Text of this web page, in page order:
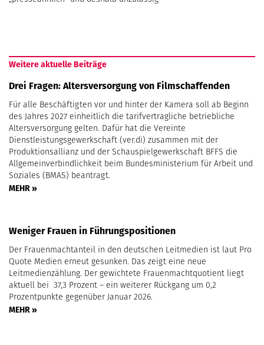
Weitere aktuelle Beiträge
Drei Fragen: Altersversorgung von Filmschaffenden
Für alle Beschäftigten vor und hinter der Kamera soll ab Beginn
des Jahres 2027 einheitlich die tarifvertragliche betriebliche
Altersversorgung gelten. Dafür hat die Vereinte
Dienstleistungsgewerkschaft (ver.di) zusammen mit der
Produktionsallianz und der Schauspielgewerkschaft BFFS die
Allgemeinverbindlichkeit beim Bundesministerium für Arbeit und
Soziales (BMAS) beantragt.
MEHR »
Weniger Frauen in Führungspositionen
Der Frauenmachtanteil in den deutschen Leitmedien ist laut Pro
Quote Medien erneut gesunken. Das zeigt eine neue
Leitmedienzählung. Der gewichtete Frauenmachtquotient liegt
aktuell bei 37,3 Prozent – ein weiterer Rückgang um 0,2
Prozentpunkte gegenüber Januar 2026.
MEHR »